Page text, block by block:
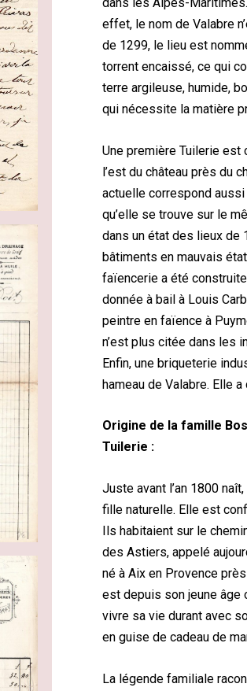
effet, le nom de Valabre
de 1299, le lieu est
torrent encaissé, ce qui
terre argileuse, humide,
qui nécessite la matière
Une première Tuilerie est
l’est du château près du
actuelle correspond
qu’elle se trouve sur le
dans un état des lieux
bâtiments en mauvais
faïencerie a été
donnée à bail à Louis
peintre en faïence à
n’est plus citée dans les
Enfin, une briqueterie
hameau de Valabre. Elle
Origine de la famille
Tuilerie :
Juste avant l’an 1800
fille naturelle. Elle est
Ils habitaient sur le
des Astiers, appelé
né à Aix en Provence
est depuis son jeune âge
vivre sa vie durant avec
en guise de cadeau de
La légende familiale